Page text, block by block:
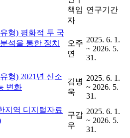
책임
자
연구기간
형) 평화적 두 국
석을 통한 정치
오주
연
2025. 6. 1.
~ 2026. 5.
31.
형) 2021년 신소
변화
김병
욱
2025. 6. 1.
~ 2026. 5.
31.
지역 디지털자료
구갑
우
2025. 6. 1.
~ 2026. 5.
31.